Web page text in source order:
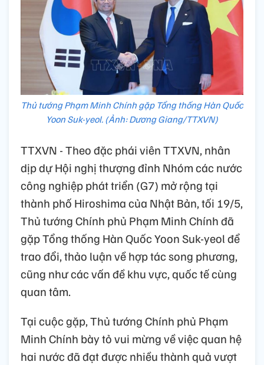
Thủ tướng Phạm Minh Chính gặp Tổng thống Hàn Quốc
Yoon Suk-yeol. (Ảnh: Dương Giang/TTXVN)
TTXVN - Theo đặc phái viên TTXVN, nhân
dịp dự Hội nghị thượng đỉnh Nhóm các nước
công nghiệp phát triển (G7) mở rộng tại
thành phố Hiroshima của Nhật Bản, tối 19/5,
Thủ tướng Chính phủ Phạm Minh Chính đã
gặp Tổng thống Hàn Quốc Yoon Suk-yeol để
trao đổi, thảo luận về hợp tác song phương,
cũng như các vấn đề khu vực, quốc tế cùng
quan tâm.
Tại cuộc gặp, Thủ tướng Chính phủ Phạm
Minh Chính bày tỏ vui mừng về việc quan hệ
hai nước đã đạt được nhiều thành quả vượt